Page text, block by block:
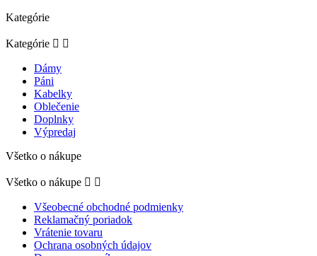
Kategórie
Kategórie  
Dámy
Páni
Kabelky
Oblečenie
Doplnky
Výpredaj
Všetko o nákupe
Všetko o nákupe  
Všeobecné obchodné podmienky
Reklamačný poriadok
Vrátenie tovaru
Ochrana osobných údajov